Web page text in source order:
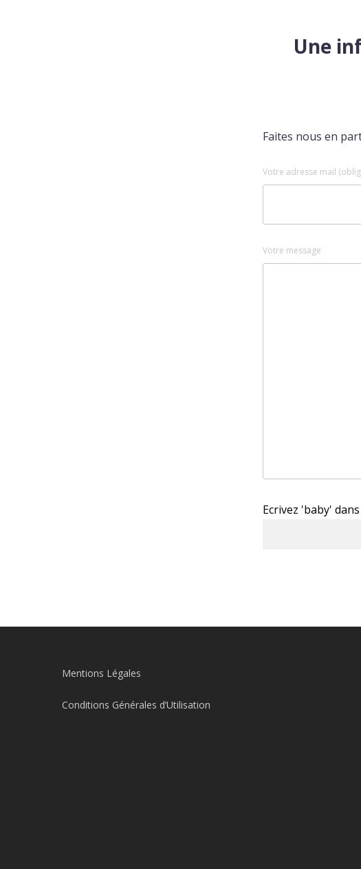
Une
Faites nous en
Votre adresse mail
Votre message
Ecrivez 'baby'
Mentions Légales
Conditions Générales d’Utilisation